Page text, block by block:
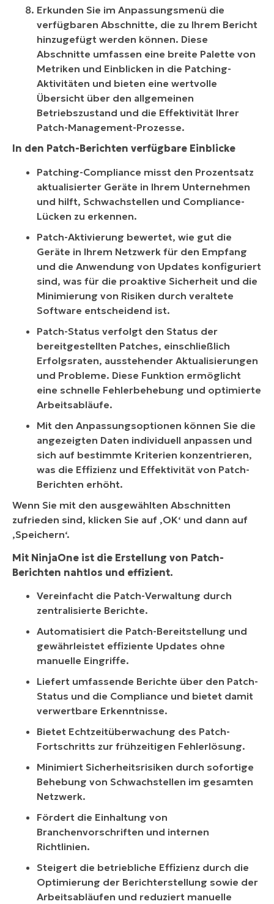
Erkunden Sie im Anpassungsmenü die
verfügbaren Abschnitte, die zu Ihrem Bericht
hinzugefügt werden können. Diese
Abschnitte umfassen eine breite Palette von
Metriken und Einblicken in die Patching-
Aktivitäten und bieten eine wertvolle
Übersicht über den allgemeinen
Betriebszustand und die Effektivität Ihrer
Patch-Management-Prozesse.
In den Patch-Berichten verfügbare Einblicke
Patching-Compliance misst den Prozentsatz
aktualisierter Geräte in Ihrem Unternehmen
und hilft, Schwachstellen und Compliance-
Lücken zu erkennen.
Patch-Aktivierung bewertet, wie gut die
Geräte in Ihrem Netzwerk für den Empfang
und die Anwendung von Updates konfiguriert
sind, was für die proaktive Sicherheit und die
Minimierung von Risiken durch veraltete
Software entscheidend ist.
Patch-Status verfolgt den Status der
bereitgestellten Patches, einschließlich
Erfolgsraten, ausstehender Aktualisierungen
und Probleme. Diese Funktion ermöglicht
eine schnelle Fehlerbehebung und optimierte
Arbeitsabläufe.
Mit den Anpassungsoptionen können Sie die
angezeigten Daten individuell anpassen und
sich auf bestimmte Kriterien konzentrieren,
was die Effizienz und Effektivität von Patch-
Berichten erhöht.
Wenn Sie mit den ausgewählten Abschnitten
zufrieden sind, klicken Sie auf ‚OK‘ und dann auf
‚Speichern‘.
Mit NinjaOne ist die Erstellung von Patch-
Berichten nahtlos und effizient.
Vereinfacht die Patch-Verwaltung durch
zentralisierte Berichte.
Automatisiert die Patch-Bereitstellung und
gewährleistet effiziente Updates ohne
manuelle Eingriffe.
Liefert umfassende Berichte über den Patch-
Status und die Compliance und bietet damit
verwertbare Erkenntnisse.
Bietet Echtzeitüberwachung des Patch-
Fortschritts zur frühzeitigen Fehlerlösung.
Minimiert Sicherheitsrisiken durch sofortige
Behebung von Schwachstellen im gesamten
Netzwerk.
Fördert die Einhaltung von
Branchenvorschriften und internen
Richtlinien.
Steigert die betriebliche Effizienz durch die
Optimierung der Berichterstellung sowie der
Arbeitsabläufen und reduziert manuelle